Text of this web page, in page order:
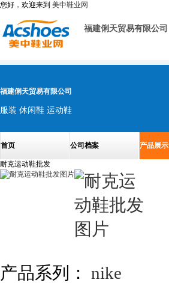
您好，欢迎来到 美中鞋业网
福建俐天贸易有限公司
福建俐天贸易有限公司
服装 休闲鞋 运动鞋
首页 公司档案 产品展示
耐克运动鞋批发
产品系列： nike